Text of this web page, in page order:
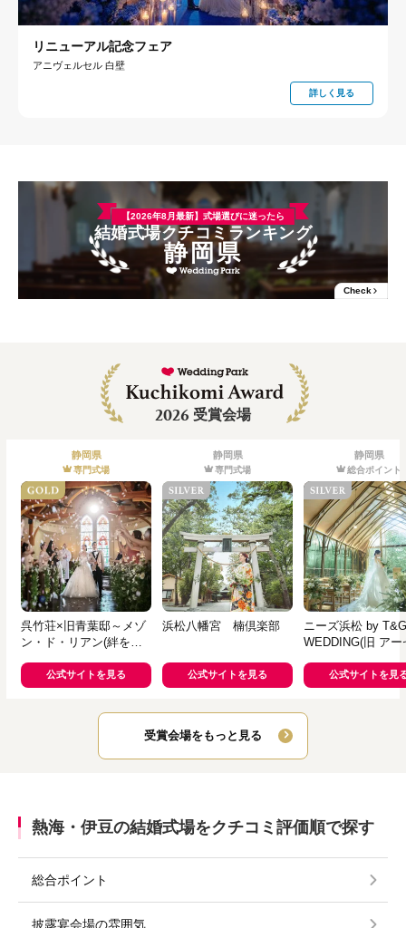
リニューアル記念フェア
アニヴェルセル 白壁
詳しく見る
【2026年8月最新】式場選びに迷ったら
結婚式場クチコミランキング
静岡県
Check
2026 受賞会場
静岡県
専門式場
呉竹荘×旧青葉邸～メゾ
ン・ド・リアン(絆を紡
公式サイトを見る
静岡県
専門式場
浜松八幡宮 楠倶楽部
公式サイトを見る
静岡県
総合ポイント
ニーズ浜松 by T&G
WEDDING(旧 アー
公式サイトを見
受賞会場をもっと見る
熱海・伊豆の結婚式場をクチコミ評価順で探す
総合ポイント
披露宴会場の雰囲気